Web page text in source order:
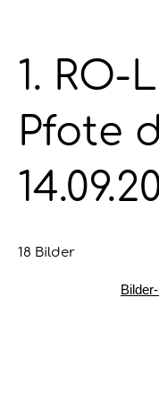
1. RO-
Pfote
18 Bilder